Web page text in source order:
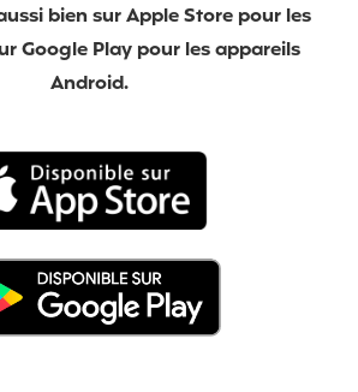
bien sur Apple Store pour les
Google Play pour les appareils
Android.